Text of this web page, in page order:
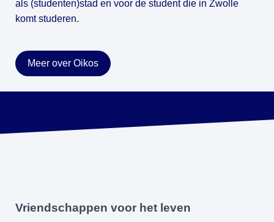
als (studenten)stad en voor de student die in Zwolle
komt studeren.
Meer over Oikos
Vriendschappen voor het leven